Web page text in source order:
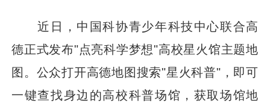
近日，中国科协青少年科技中心联合高
德正式发布"点亮科学梦想"高校星火馆主题地
图。公众打开高德地图搜索"星火科普"，即可
一键查找身边的高校科普场馆，获取场馆地